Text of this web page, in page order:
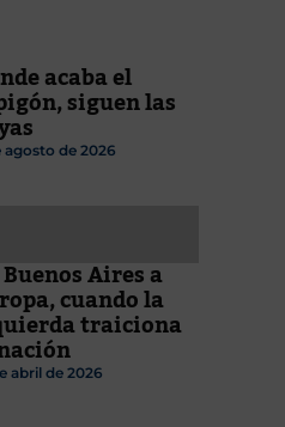
acaba el
siguen las
agosto de 2026
Aires a
cuando la
traiciona
abril de 2026